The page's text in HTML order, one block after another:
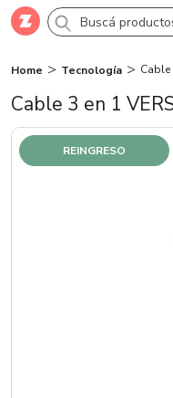
Comprar
Categorías
Cable 3 en 1
Home Tecnología Cable
REINGRESO